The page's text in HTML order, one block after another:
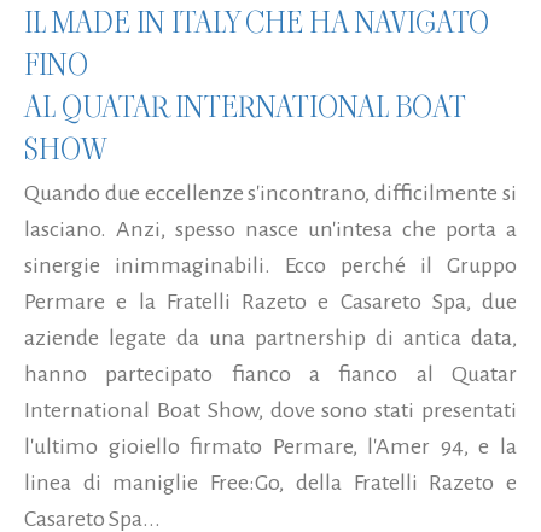
IL MADE IN ITALY CHE HA NAVIGATO
FINO
AL QUATAR INTERNATIONAL BOAT
SHOW
Quando due eccellenze s'incontrano, difficilmente si
lasciano. Anzi, spesso nasce un'intesa che porta a
sinergie inimmaginabili. Ecco perché il Gruppo
Permare e la Fratelli Razeto e Casareto Spa, due
aziende legate da una partnership di antica data,
hanno partecipato fianco a fianco al Quatar
International Boat Show, dove sono stati presentati
l'ultimo gioiello firmato Permare, l'Amer 94, e la
linea di maniglie Free:Go, della Fratelli Razeto e
Casareto Spa...